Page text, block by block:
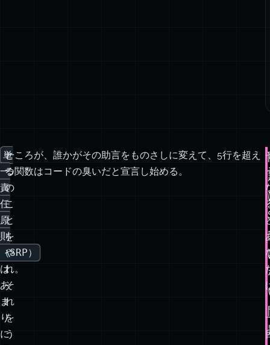
単
一
責
任
原
則
（SRP）
一
つ
の
こ
と
を
や
ところが、誰かがその助言をものさしに変えて、5行を超え
る関数はコードの臭いだと宣言し始める。